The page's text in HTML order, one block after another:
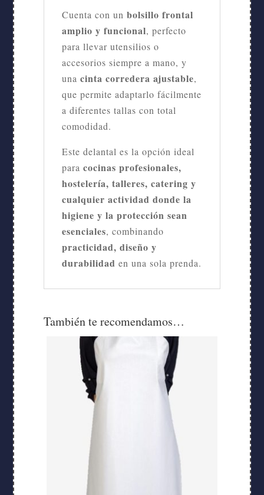
Cuenta con un bolsillo frontal
amplio y funcional, perfecto
para llevar utensilios o
accesorios siempre a mano, y
una cinta corredera ajustable,
que permite adaptarlo fácilmente
a diferentes tallas con total
comodidad.
Este delantal es la opción ideal
para cocinas profesionales,
hostelería, talleres, catering y
cualquier actividad donde la
higiene y la protección sean
esenciales, combinando
practicidad, diseño y
durabilidad en una sola prenda.
También te recomendamos…